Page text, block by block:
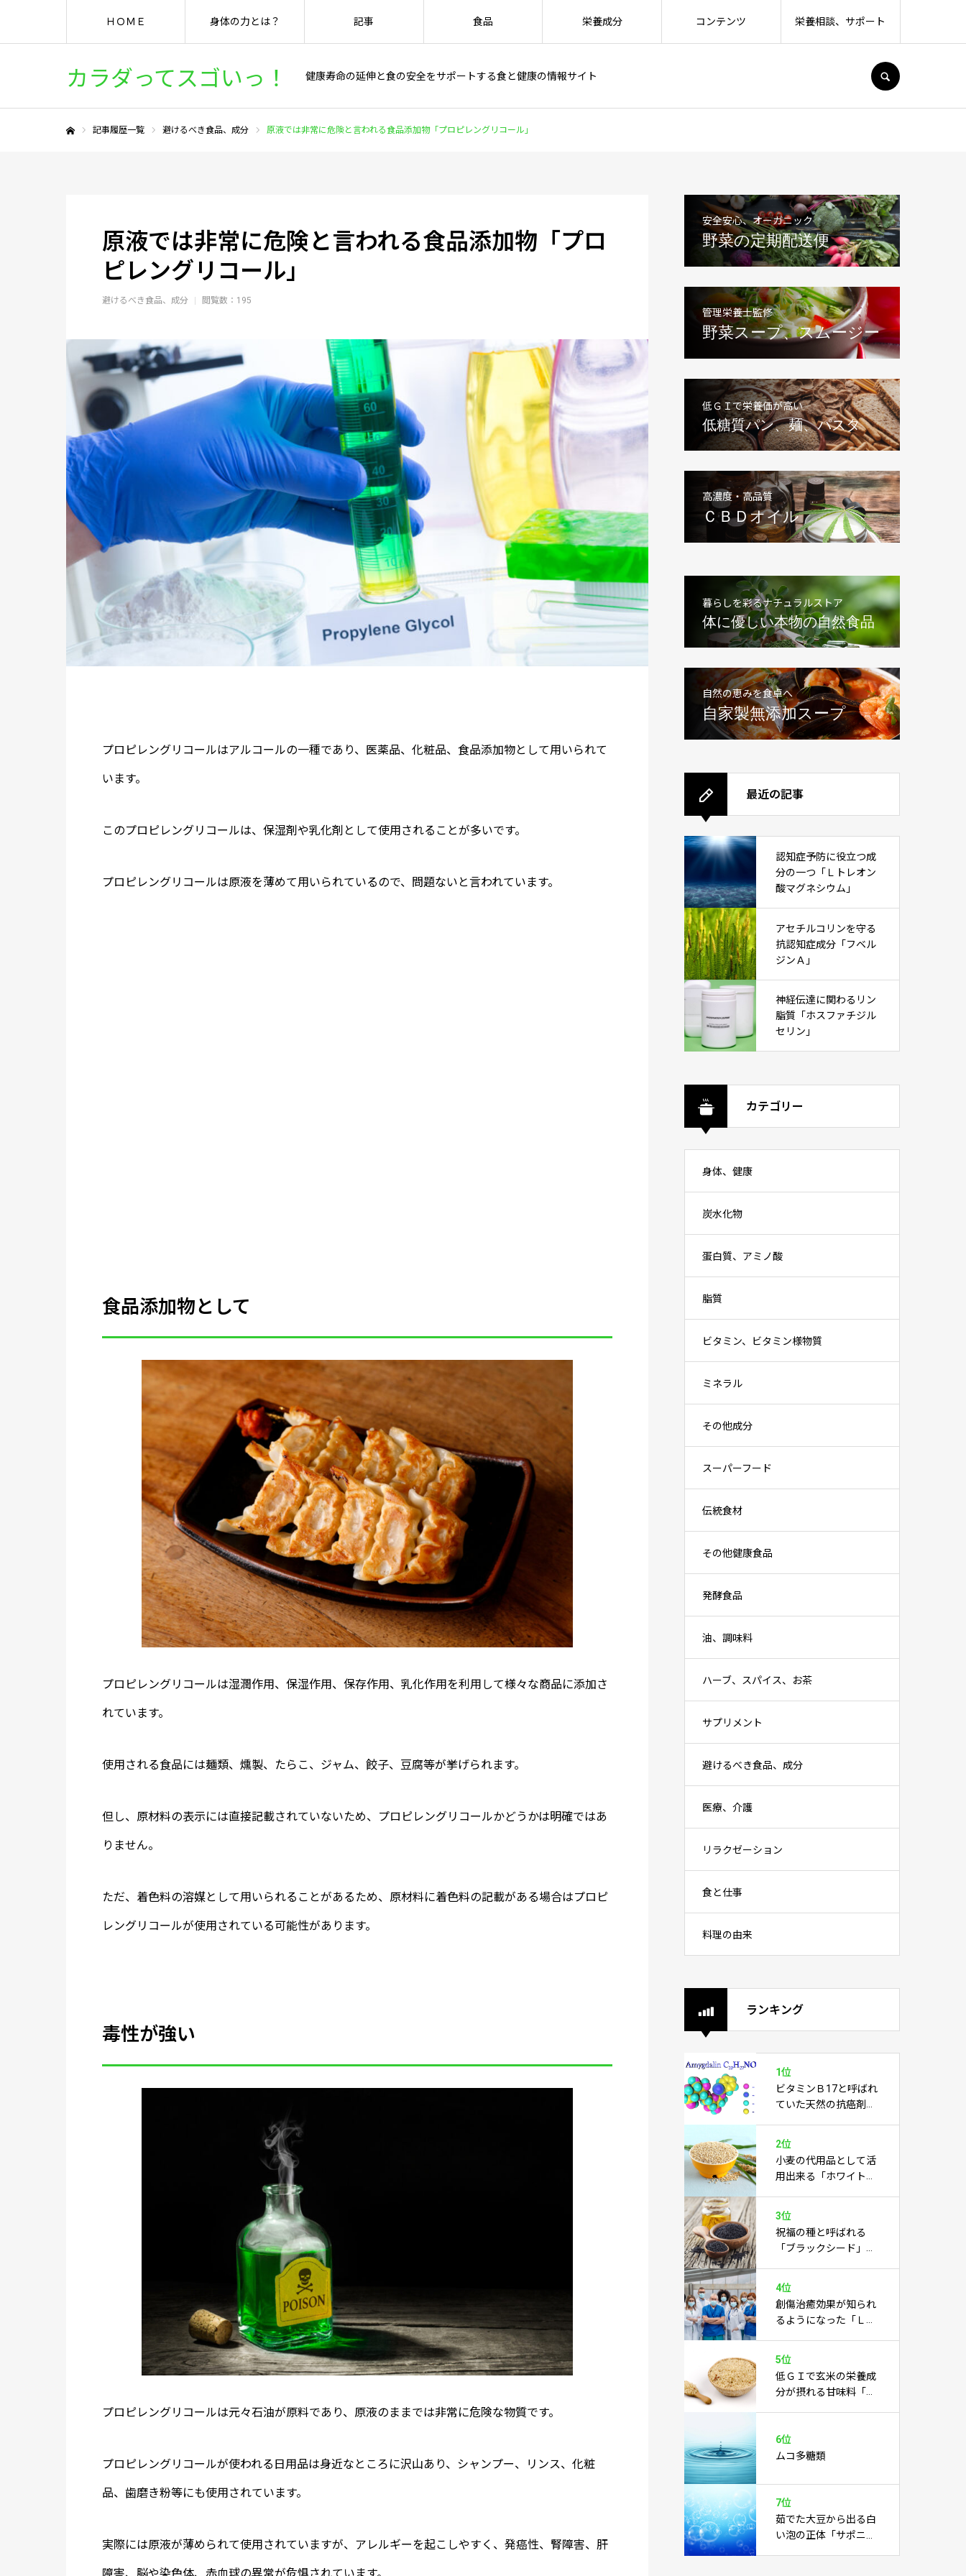
カラダってスゴいっ！ 健康寿命の延伸と食の安全をサポートする食と健康の情報サイト
ＨＯＭＥ 身体の力とは？ 記事 食品 栄養成分 コンテンツ 栄養相談、サポート
記事履歴一覧 避けるべき食品、成分 原液では非常に危険と言われる食品添加物「プロピレングリコール」
原液では非常に危険と言われる食品添加物「プロ
ピレングリコール」
避けるべき食品、成分 閲覧数：195
プロピレングリコールはアルコールの一種であり、医薬品、化粧品、食品添加物として用いられて
います。
このプロピレングリコールは、保湿剤や乳化剤として使用されることが多いです。
プロピレングリコールは原液を薄めて用いられているので、問題ないと言われています。
食品添加物として
プロピレングリコールは湿潤作用、保湿作用、保存作用、乳化作用を利用して様々な商品に添加さ
れています。
使用される食品には麺類、燻製、たらこ、ジャム、餃子、豆腐等が挙げられます。
但し、原材料の表示には直接記載されていないため、プロピレングリコールかどうかは明確ではあ
りません。
ただ、着色料の溶媒として用いられることがあるため、原材料に着色料の記載がある場合はプロピ
レングリコールが使用されている可能性があります。
毒性が強い
プロピレングリコールは元々石油が原料であり、原液のままでは非常に危険な物質です。
プロピレングリコールが使われる日用品は身近なところに沢山あり、シャンプー、リンス、化粧
品、歯磨き粉等にも使用されています。
実際には原液が薄められて使用されていますが、アレルギーを起こしやすく、発癌性、腎障害、肝
安全安心、オーガニック
野菜の定期配送便
管理栄養士監修
野菜スープ、スムージー
低ＧＩで栄養価が高い
低糖質パン、麺、パスタ
高濃度・高品質
ＣＢＤオイル
暮らしを彩るナチュラルストア
体に優しい本物の自然食品
自然の恵みを食卓へ
自家製無添加スープ
最近の記事
認知症予防に役立つ成
分の一つ「Ｌトレオン
酸マグネシウム」
アセチルコリンを守る
抗認知症成分「フベル
ジンＡ」
神経伝達に関わるリン
脂質「ホスファチジル
セリン」
カテゴリー
身体、健康
炭水化物
蛋白質、アミノ酸
脂質
ビタミン、ビタミン様物質
ミネラル
その他成分
スーパーフード
伝統食材
その他健康食品
発酵食品
油、調味料
ハーブ、スパイス、お茶
サプリメント
避けるべき食品、成分
医療、介護
リラクゼーション
食と仕事
料理の由来
ランキング
1位
ビタミンＢ17と呼ばれ
ていた天然の抗癌剤
2位
小麦の代用品として活
用出来る「ホワイトソ
3位
祝福の種と呼ばれる
「ブラックシード」は
4位
創傷治癒効果が知られ
るようになった「Ｌカ
5位
低ＧＩで玄米の栄養成
分が摂れる甘味料「玄
6位
ムコ多糖類
7位
茹でた大豆から出る白
い泡の正体「サポニ